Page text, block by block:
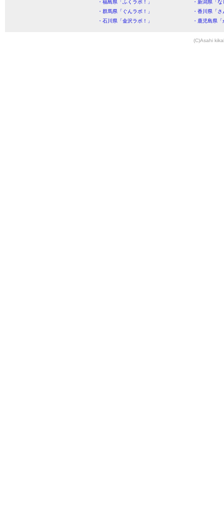
・福島県「ふくラボ！」
・新潟県「
・群馬県「ぐんラボ！」
・香川県「
・石川県「金沢ラボ！」
・鹿児島県
(C)Asahi